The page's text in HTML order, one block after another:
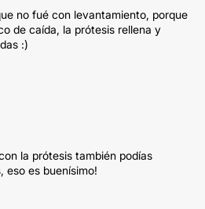
no fué con levantamiento, porque
de caída, la prótesis rellena y
:)
la prótesis también podías
eso es buenísimo!